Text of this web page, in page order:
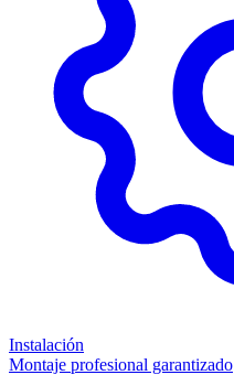
Instalación
Montaje profesional garantizado